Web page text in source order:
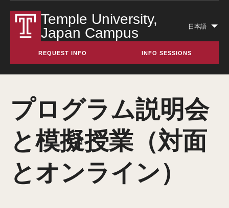
Temple University,
Japan Campus
日本語
REQUEST INFO INFO SESSIONS
プログラム説明会
と模擬授業（対面
とオンライン）